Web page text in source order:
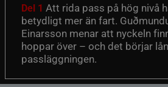
Del 1 Att rida pass på hög nivå
betydligt mer än fart.
Einarsson menar att nyckeln
hoppar över – och det börjar
passläggningen.